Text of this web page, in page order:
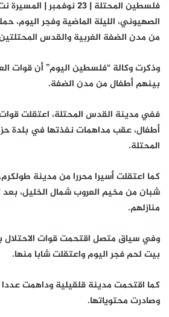
فلسطين المحتلة | 23
الصهيوني، الليلة الماضية وفجر اليوم،
من مدن الضفة الغربية والقدس
بينهم أطفال من مدن الضفة.
أطفال، عقب مداهمات نفذتها في بلدة
المحتلة.
كما اعتقلت أسيرا محررا من مدينة طولكرم،
شبان من مخيم العروب شمال الخليل،
منازلهم.
وفي سياق متصل اقتحمت قوات الاحتلال
بيت لحم فجر اليوم واعتقلت شابا منها.
كما اقتحمت مدينة قلقيلية وداهمت
وصادرت محتوياتها.